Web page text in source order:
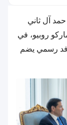
آل ثاني
روبيو، في
وفد رسمي يضم